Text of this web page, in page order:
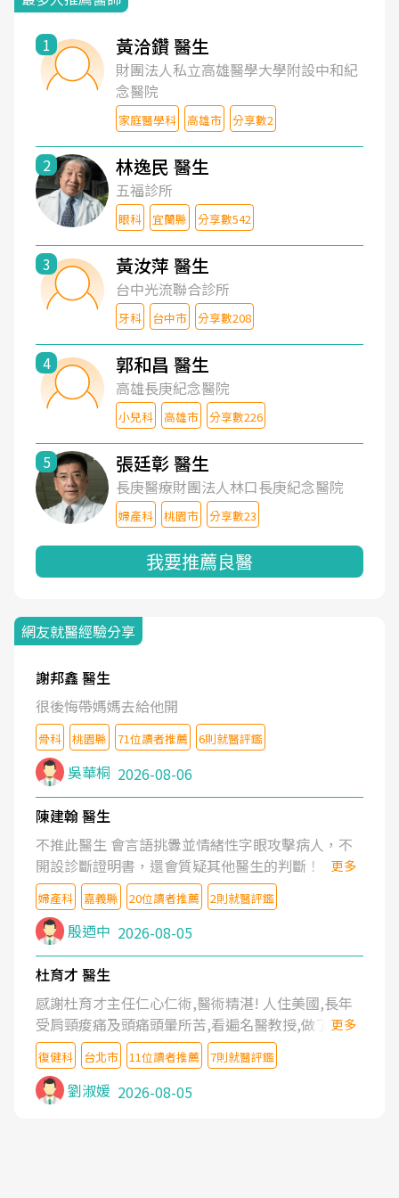
1 黃洽鑽 醫生
財團法人私立高雄醫學大學附設中和紀
念醫院
家庭醫學科 高雄市 分享數2
2 林逸民 醫生
五福診所
眼科 宜蘭縣 分享數542
3 黃汝萍 醫生
台中光流聯合診所
牙科 台中市 分享數208
4 郭和昌 醫生
高雄長庚紀念醫院
小兒科 高雄市 分享數226
5 張廷彰 醫生
長庚醫療財團法人林口長庚紀念醫院
婦產科 桃園市 分享數23
我要推薦良醫
網友就醫經驗分享
謝邦鑫 醫生
很後悔帶媽媽去給他開
骨科 桃園縣 71位讀者推薦 6則就醫評鑑
吳華桐 2026-08-06
陳建翰 醫生
不推此醫生 會言語挑釁並情緒性字眼攻擊病人，不
開設診斷證明書，還會質疑其他醫生的判斷！
更多
婦產科 嘉義縣 20位讀者推薦 2則就醫評鑑
殷迺中 2026-08-05
杜育才 醫生
感謝杜育才主任仁心仁術,醫術精湛! 人住美國,長年
受肩頸痠痛及頭痛頭暈所苦,看遍名醫教授,做了各種
檢查,也嘗試過西醫打針,中醫針灸及物理徒手治療都
沒有用,後來連吃到嗎啡類止痛藥都效果有限,只是壓
症狀,沒多久就痛起來,多年失眠嚴重影響生活品質.
台灣親友介紹忠孝醫院杜育才主任是頸頭症候群專
更多
復健科 台北市 11位讀者推薦 7則就醫評鑑
劉淑媛 2026-08-05